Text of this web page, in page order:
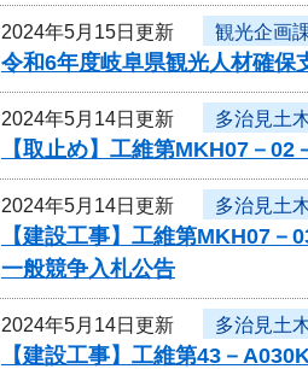
2024年5月15日更新 観光企画
令和6年度岐阜県観光人材確保
2024年5月14日更新 多治見土
【取止め】工維第MKH07－
2024年5月14日更新 多治見土
【建設工事】工維第MKH07
一般競争入札公告
2024年5月14日更新 多治見土
【建設工事】工維第43－